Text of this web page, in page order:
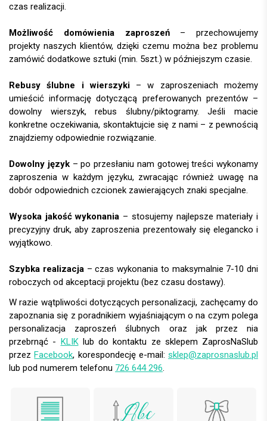
czas realizacji.
Możliwość domówienia zaproszeń– przechowujemy
projekty naszych klientów, dzięki czemu można bez problemu
zamówić dodatkowe sztuki (min. 5szt.) w późniejszym czasie.
Rebusy ślubne i wierszyki– w zaproszeniach możemy
umieścić informację dotyczącą preferowanych prezentów –
dowolny wierszyk, rebus ślubny/piktogramy. Jeśli macie
konkretne oczekiwania, skontaktujcie się z nami – z pewnością
znajdziemy odpowiednie rozwiązanie.
Dowolny język– po przesłaniu nam gotowej treści wykonamy
zaproszenia w każdym języku, zwracając również uwagę na
dobór odpowiednich czcionek zawierających znaki specjalne.
Wysoka jakość wykonania – stosujemy najlepsze materiały i
precyzyjny druk, aby zaproszenia prezentowały się elegancko i
wyjątkowo.
Szybka realizacja– czas wykonania to maksymalnie 7-10 dni
roboczych od akceptacji projektu (bez czasu dostawy).
W razie wątpliwości dotyczących personalizacji, zachęcamy do
zapoznania się z poradnikiem wyjaśniającym o na czym polega
personalizacja zaproszeń ślubnych oraz jak przez nia
przebrnąć - KLIKlub do kontaktu ze sklepem ZaprosNaSlub
przezFacebook, korespondecję e-mail: sklep@zaprosnaslub.pl
lub pod numerem telefonu 726 644 296.